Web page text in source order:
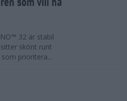
32 är stabil
skönt runt
prioritera...